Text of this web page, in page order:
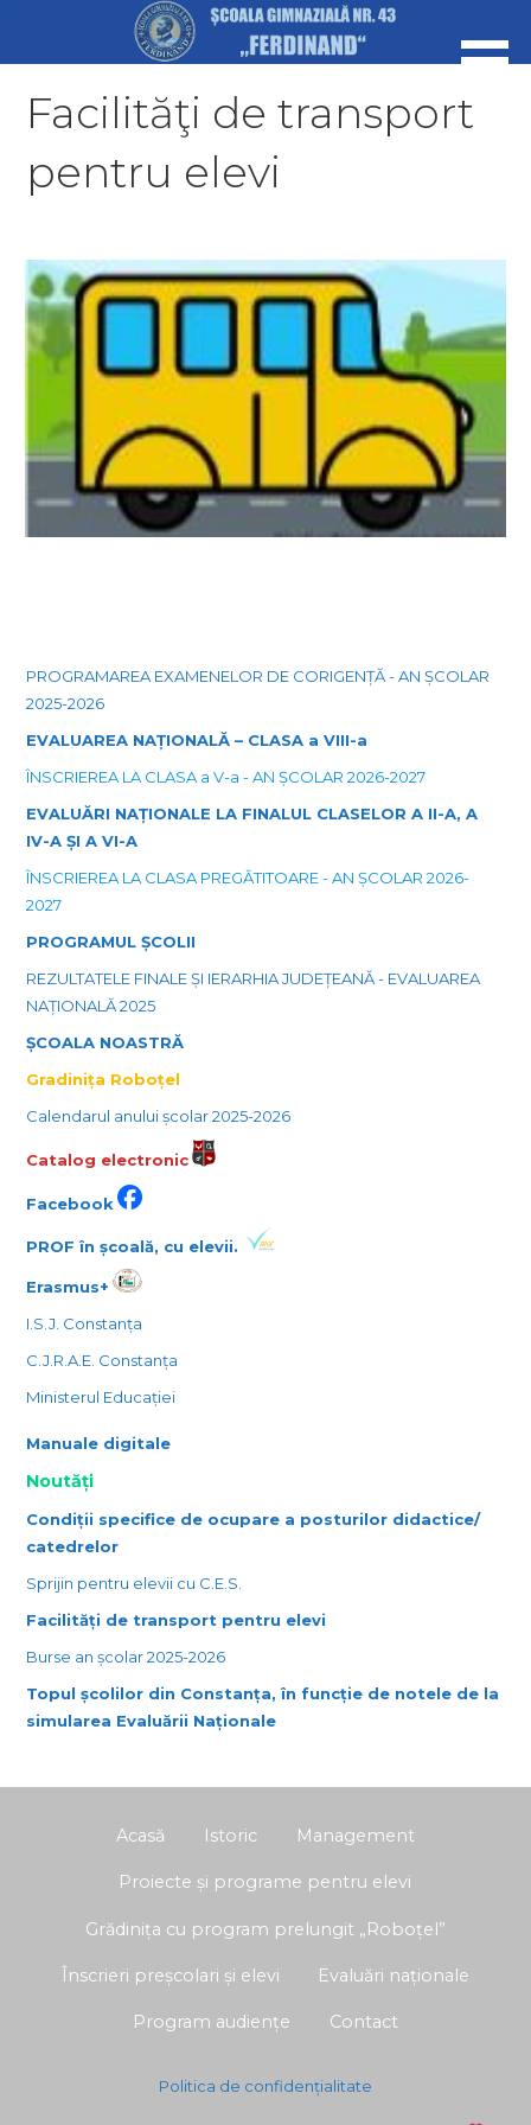
Facilităţi de transport
pentru elevi
PROGRAMAREA EXAMENELOR DE CORIGENȚĂ - AN ȘCOLAR
2025-2026
EVALUAREA NAȚIONALĂ – CLASA a VIII-a
ÎNSCRIEREA LA CLASA a V-a - AN ȘCOLAR 2026-2027
EVALUĂRI NAȚIONALE LA FINALUL CLASELOR A II-A, A
IV-A ȘI A VI-A
ÎNSCRIEREA LA CLASA PREGĂTITOARE - AN ȘCOLAR 2026-
2027
PROGRAMUL ȘCOLII
REZULTATELE FINALE ȘI IERARHIA JUDEȚEANĂ - EVALUAREA
NAȚIONALĂ 2025
ȘCOALA NOASTRĂ
Gradinița Roboțel
Calendarul anului școlar 2025-2026
Catalog electronic
Facebook
PROF în școală, cu elevii.
Erasmus+
I.S.J. Constanța
C.J.R.A.E. Constanța
Ministerul Educației
Manuale digitale
Noutăți
Condiții specifice de ocupare a posturilor didactice/
catedrelor
Sprijin pentru elevii cu C.E.S.
Facilități de transport pentru elevi
Burse an școlar 2025-2026
Topul școlilor din Constanța, în funcție de notele de la
simularea Evaluării Naționale
Acasă Istoric Management
Proiecte și programe pentru elevi
Grădinița cu program prelungit „Roboțel”
Înscrieri preșcolari și elevi Evaluări naționale
Program audiențe Contact
Politica de confidențialitate